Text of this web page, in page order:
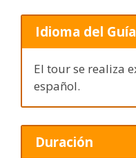
Idioma del Guía
El tour se realiza
español.
Duración